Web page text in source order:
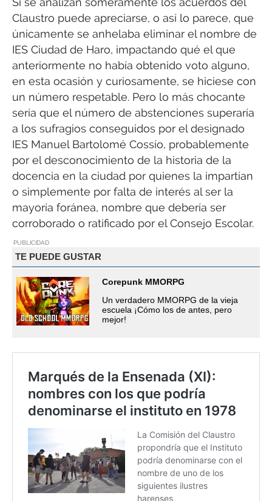
Claustro puede apreciarse, o así lo parece, que
únicamente se anhelaba eliminar el nombre de
IES Ciudad de Haro, impactando qué el que
anteriormente no había obtenido voto alguno,
en esta ocasión y curiosamente, se hiciese con
un número respetable. Pero lo más chocante
sería que el número de abstenciones superaría
a los sufragios conseguidos por el designado
IES Manuel Bartolomé Cossío, probablemente
por el desconocimiento de la historia de la
docencia en la ciudad por quienes la impartían
o simplemente por falta de interés al ser la
mayoría foránea, nombre que debería ser
corroborado o ratificado por el Consejo Escolar.
PUBLICIDAD
TE PUEDE GUSTAR
Corepunk MMORPG
Un verdadero MMORPG de la vieja
escuela ¡Cómo los de antes, pero
mejor!